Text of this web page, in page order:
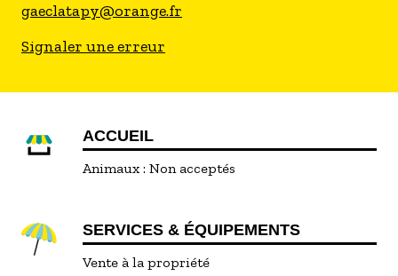
gaeclatapy@orange.fr
Signaler une erreur
ACCUEIL
Animaux : Non acceptés
SERVICES & ÉQUIPEMENTS
Vente à la propriété